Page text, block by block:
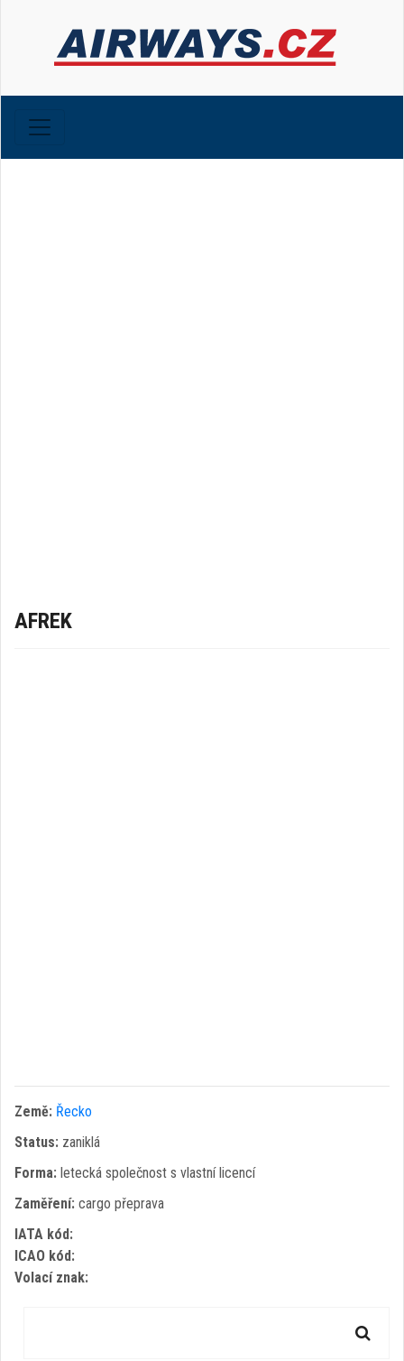
AFREK
Země: Řecko
Status: zaniklá
Forma: letecká společnost s vlastní licencí
Zaměření: cargo přeprava
IATA kód:
ICAO kód:
Volací znak: